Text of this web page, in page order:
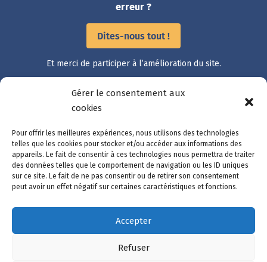
erreur ?
Dites-nous tout !
Et merci de participer à l’amélioration du site.
Accès rapide
Catalogue des démarches
Suivre ma démarche
Mon compte
Nous contacter
Mentions légales
Données personnelles
Gérer le consentement aux
cookies
Pour offrir les meilleures expériences, nous utilisons des technologies
telles que les cookies pour stocker et/ou accéder aux informations des
appareils. Le fait de consentir à ces technologies nous permettra de traiter
des données telles que le comportement de navigation ou les ID uniques
sur ce site. Le fait de ne pas consentir ou de retirer son consentement
peut avoir un effet négatif sur certaines caractéristiques et fonctions.
Accepter
Refuser